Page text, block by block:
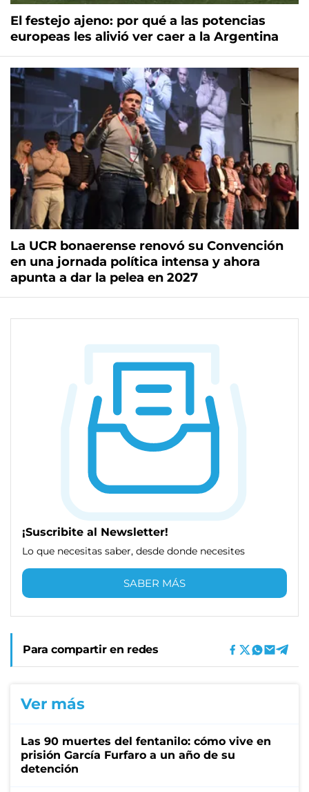
El festejo ajeno: por qué a las potencias
europeas les alivió ver caer a la Argentina
La UCR bonaerense renovó su Convención
en una jornada política intensa y ahora
apunta a dar la pelea en 2027
¡Suscribite al Newsletter!
Lo que necesitas saber, desde donde necesites
SABER MÁS
Para compartir en redes
Ver más
Las 90 muertes del fentanilo: cómo vive en
prisión García Furfaro a un año de su
detención